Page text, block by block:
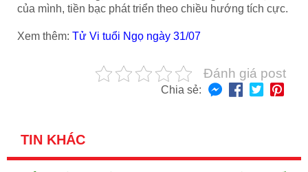
của mình, tiền bạc phát triển theo chiều hướng tích cực.
Xem thêm: Tử Vi tuổi Ngọ ngày 31/07
Đánh giá post
Chia sẻ:
TIN KHÁC